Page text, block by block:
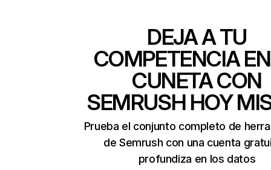
DEJA A TU
COMPETENCIA
CUNETA CON
SEMRUSH HOY
Prueba el conjunto completo de
de Semrush con una cuenta
profundiza en los datos